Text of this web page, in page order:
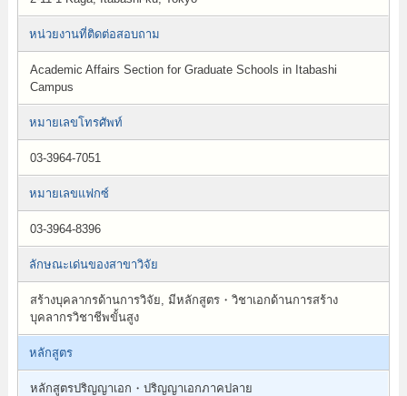
หน่วยงานที่ติดต่อสอบถาม
Academic Affairs Section for Graduate Schools in Itabashi
Campus
หมายเลขโทรศัพท์
03-3964-7051
หมายเลขแฟกซ์
03-3964-8396
ลักษณะเด่นของสาขาวิจัย
สร้างบุคลากรด้านการวิจัย, มีหลักสูตร・วิชาเอกด้านการสร้าง
บุคลากรวิชาชีพขั้นสูง
หลักสูตร
หลักสูตรปริญญาเอก・ปริญญาเอกภาคปลาย